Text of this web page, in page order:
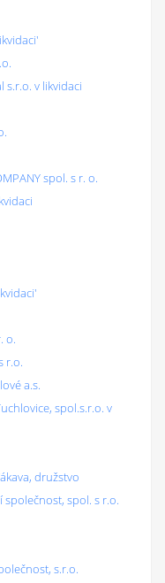
s.r.o. v likvidaci
spol. s r. o.
o.
r.o.
a.s.
spol.s.r.o. v
družstvo
společnost, spol. s r.o.
s.r.o.